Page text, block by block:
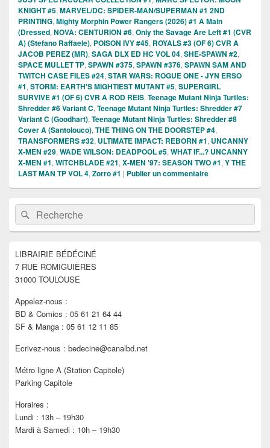
KNIGHT #5, MARVEL/DC: SPIDER-MAN/SUPERMAN #1 2ND
PRINTING, Mighty Morphin Power Rangers (2026) #1 A Main
(Dressed, NOVA: CENTURION #6, Only the Savage Are Left #1 (CVR
A) (Stefano Raffaele), POISON IVY #45, ROYALS #3 (OF 6) CVR A
JACOB PEREZ (MR), SAGA DLX ED HC VOL 04, SHE-SPAWN #2,
SPACE MULLET TP, SPAWN #375, SPAWN #376, SPAWN SAM AND
TWITCH CASE FILES #24, STAR WARS: ROGUE ONE - JYN ERSO
#1, STORM: EARTH'S MIGHTIEST MUTANT #5, SUPERGIRL
SURVIVE #1 (OF 6) CVR A ROD REIS, Teenage Mutant Ninja Turtles:
Shredder #6 Variant C, Teenage Mutant Ninja Turtles: Shredder #7
Variant C (Goodhart), Teenage Mutant Ninja Turtles: Shredder #8
Cover A (Santolouco), THE THING ON THE DOORSTEP #4,
TRANSFORMERS #32, ULTIMATE IMPACT: REBORN #1, UNCANNY
X-MEN #29, WADE WILSON: DEADPOOL #5, WHAT IF...? UNCANNY
X-MEN #1, WITCHBLADE #21, X-MEN '97: SEASON TWO #1, Y THE
LAST MAN TP VOL 4, Zorro #1 | Publier un commentaire
Zone
principale
de
widget
barre
latérale
Recherche :Rechercher
LIBRAIRIE BÉDÉCINÉ
7 RUE ROMIGUIÈRES
31000 TOULOUSE
Appelez-nous :
BD & Comics : 05 61 21 64 44
SF & Manga : 05 61 12 11 85
Ecrivez-nous : bedecine@canalbd.net
Métro ligne A (Station Capitole)
Parking Capitole
Horaires :
Lundi : 13h – 19h30
Mardi à Samedi : 10h – 19h30